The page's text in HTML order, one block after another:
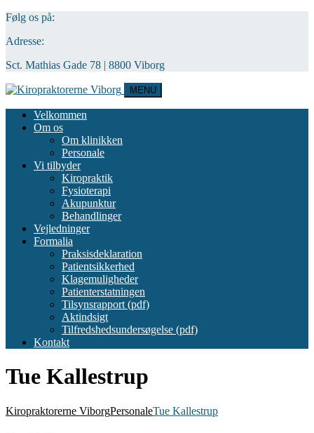
Følg os på:
Adresse:
Sct. Mathias Gade 78 | 8800 Viborg
MENU
Velkommen
Om os
Om klinikken
Personale
Vi tilbyder
Kiropraktik
Fysioterapi
Akupunktur
Behandlinger
Vejledninger
Formalia
Praksisdeklaration
Patientsikkerhed
Klagemuligheder
Patienterstatningen
Tilsynsrapport (pdf)
Aktindsigt
Tilfredshedsundersøgelse (pdf)
Kontakt
Tue Kallestrup
Kiropraktorerne ViborgPersonaleTue Kallestrup